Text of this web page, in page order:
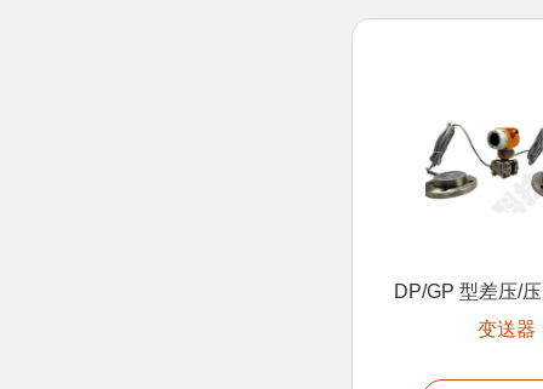
DP/GP 型差压/
变送器